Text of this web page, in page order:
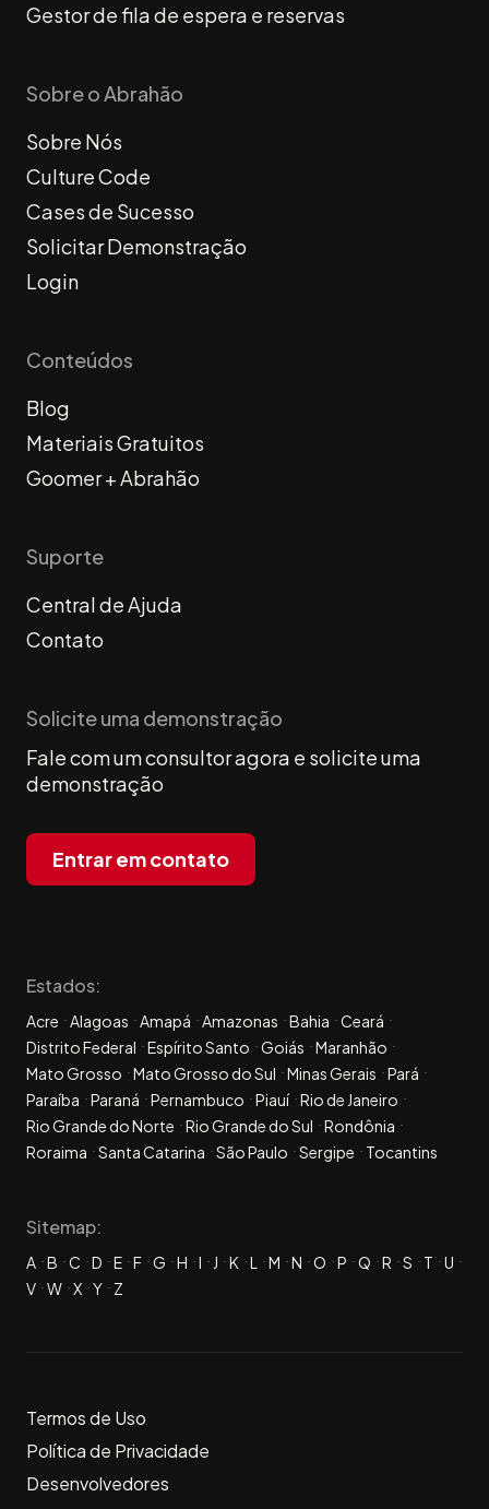
Gestor de fila de espera e reservas
Sobre o Abrahão
Sobre Nós
Culture Code
Cases de Sucesso
Solicitar Demonstração
Login
Conteúdos
Blog
Materiais Gratuitos
Goomer + Abrahão
Suporte
Central de Ajuda
Contato
Solicite uma demonstração
Fale com um consultor agora e solicite uma
demonstração
Entrar em contato
Estados:
Acre Alagoas Amapá Amazonas Bahia
Ceará
Distrito Federal
Espírito Santo Goiás
Maranhão
Mato Grosso
Mato Grosso do Sul Minas Gerais
Pará
Paraíba
Paraná Pernambuco Piauí Rio de Janeiro
Rio Grande do Norte
Rio Grande do Sul
Rondônia
Roraima
Santa Catarina São Paulo Sergipe Tocantins
Sitemap:
A B C D E F G H I J K L M N O P Q R S T
U
V W X Y Z
Termos de Uso
Política de Privacidade
Desenvolvedores